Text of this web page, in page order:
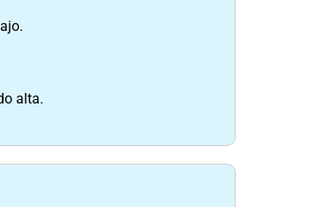
alta.